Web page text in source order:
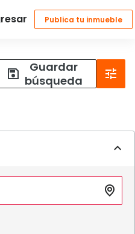
Guardar
búsqueda